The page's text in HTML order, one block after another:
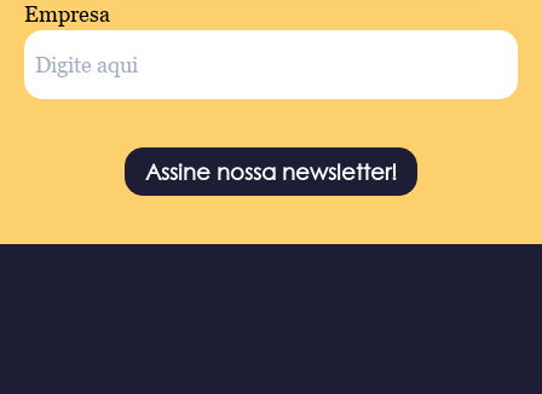
Empresa
Assine nossa newsletter!